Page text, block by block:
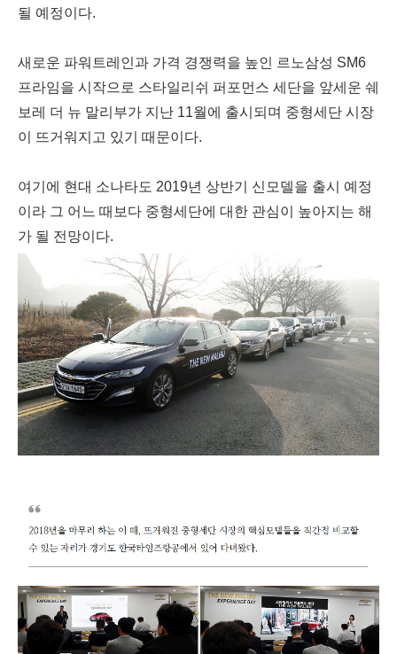
될 예정이다.
새로운 파워트레인과 가격 경쟁력을 높인 르노삼성 SM6
프라임을 시작으로 스타일리쉬 퍼포먼스 세단을 앞세운 쉐
보레 더 뉴 말리부가 지난 11월에 출시되며 중형세단 시장
이 뜨거워지고 있기 때문이다.
여기에 현대 소나타도 2019년 상반기 신모델을 출시 예정
이라 그 어느 때보다 중형세단에 대한 관심이 높아지는 해
가 될 전망이다.